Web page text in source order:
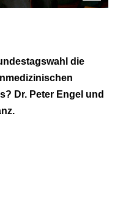
Lightbox
die
Dr. Peter Engel und